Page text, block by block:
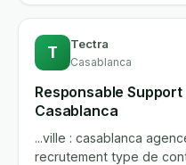
T Tectra
Casablanca
Responsable
Casablanca
...ville : casablanca
recrutement type de